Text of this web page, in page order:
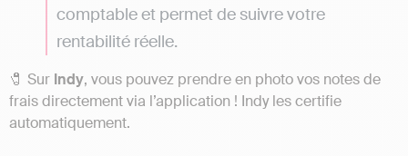
comptable et permet de suivre votre
rentabilité réelle.
🧷 Sur Indy, vous pouvez prendre en photo vos notes de
frais directement via l’application ! Indy les certifie
automatiquement.